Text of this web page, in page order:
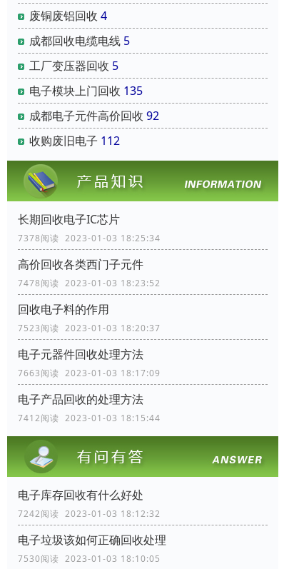
废铜废铝回收 4
成都回收电缆电线 5
工厂变压器回收 5
电子模块上门回收 135
成都电子元件高价回收 92
收购废旧电子 112
长期回收电子IC芯片
7378阅读 2023-01-03 18:25:34
高价回收各类西门子元件
7478阅读 2023-01-03 18:23:52
回收电子料的作用
7523阅读 2023-01-03 18:20:37
电子元器件回收处理方法
7663阅读 2023-01-03 18:17:09
电子产品回收的处理方法
7412阅读 2023-01-03 18:15:44
电子库存回收有什么好处
7242阅读 2023-01-03 18:12:32
电子垃圾该如何正确回收处理
7530阅读 2023-01-03 18:10:05